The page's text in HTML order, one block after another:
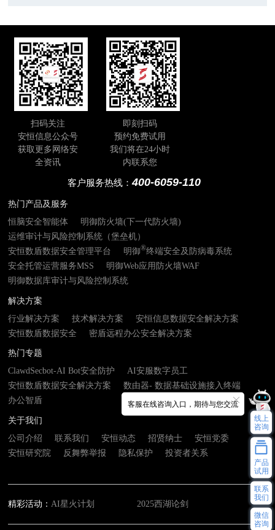
扫码关注
安恒信息公众号
获取更多网络安
全资讯
即刻扫码
预约免费试用
我们将在24小时
内联系您
客户服务热线：400-6059-110
热门产品及服务
恒脑安全智能体
明御防火墙(下一代防火墙)
运维审计与风险控制系统（堡垒机）
安恒数盾数据安全管理平台
明御®终端安全及防病毒系统
安全托管运营服务MSS
明御Web应用防火墙WAF
明御数据库审计与风险控制系统
解决方案
行业解决方案
技术解决方案
安恒信息数据安全解决方案
安恒数盾数据安全
密盾远程办公安全解决方案
热门专题
ClawdSecbot-AI Bot安全防护
AI安服数字员工
安恒数盾数据安全解决方案
数由器- 数据基础设施接入终端
办公智盾
关于我们
公司介绍
联系我们 安恒动态 招贤纳士
安恒党委
安恒研究院
反舞弊举报 隐私保护 投资者关系
精彩活动：AI星火计划 2025西湖论剑
客服在线咨询入口，期待与您交流
线上
咨询
产品
试用
联系
我们
微信
咨询